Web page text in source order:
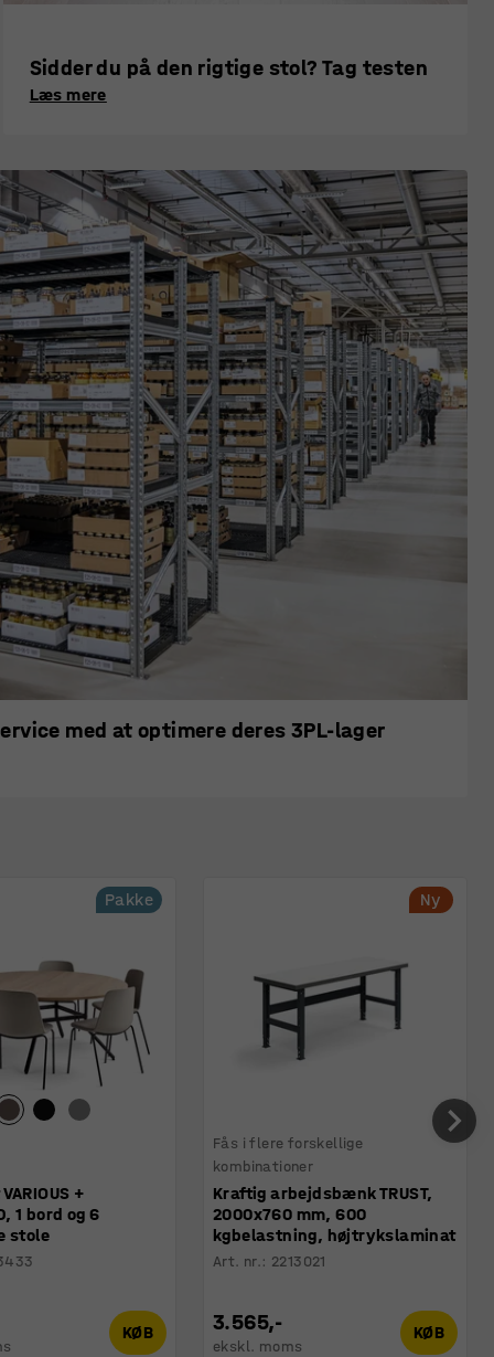
1.450,-
Sidder du på den rigtige stol? Tag testen
Læs mere
med at optimere deres 3PL-lager
Pakke
+
1 bord og 6
stole
KØB
Ny
Fås i flere forskellige
kombinationer
Kraftig arbejdsbænk TRUST,
2000x760 mm, 600
kgbelastning, højtrykslaminat
Art. nr.: 2213021
3.565,-
ekskl. moms
KØB